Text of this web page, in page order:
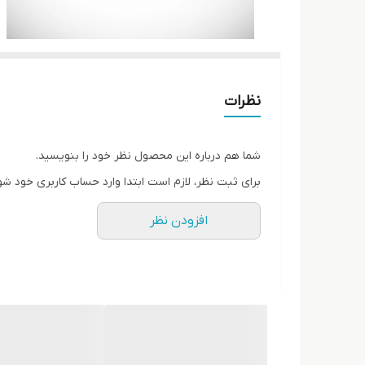
نظرات
شما هم درباره این محصول نظر خود را بنویسید.
برای ثبت نظر، لازم است ابتدا وارد حساب کاربری خود
افزودن نظر